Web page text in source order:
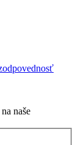
naše